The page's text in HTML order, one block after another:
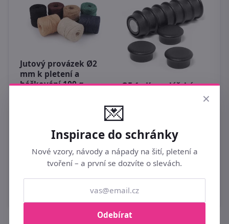
Jutový provázek Ø2
mm k pletení a
háčkování 100 g
OF-1 - Kancelářské
ks
199 Kč
×
💌
Inspirace do schránky
Nové vzory, návody a nápady na šití, pletení a
tvoření – a první se dozvíte o slevách.
Odebírat